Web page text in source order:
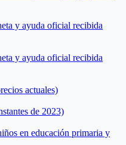
y ayuda oficial recibida
y ayuda oficial recibida
actuales)
de 2023)
en educación primaria y